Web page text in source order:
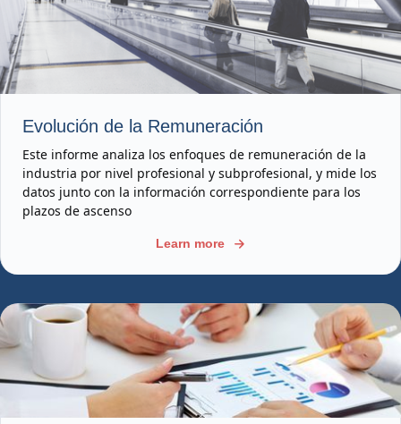
Evolución de la Remuneración
Este informe analiza los enfoques de remuneración de la
industria por nivel profesional y subprofesional, y mide los
datos junto con la información correspondiente para los
plazos de ascenso
Learn more